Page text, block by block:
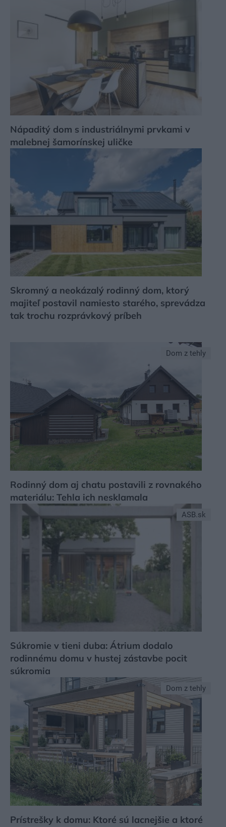
Nápaditý dom s industriálnymi prvkami v
malebnej šamorínskej uličke
Skromný a neokázalý rodinný dom, ktorý
majiteľ postavil namiesto starého, sprevádza
tak trochu rozprávkový príbeh
Dom z tehly
Rodinný dom aj chatu postavili z rovnakého
materiálu: Tehla ich nesklamala
ASB.sk
Súkromie v tieni duba: Átrium dodalo
rodinnému domu v hustej zástavbe pocit
súkromia
Dom z tehly
Prístrešky k domu: Ktoré sú lacnejšie a ktoré